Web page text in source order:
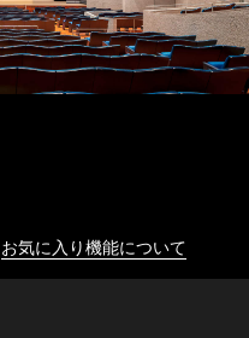
お気に入り機能について